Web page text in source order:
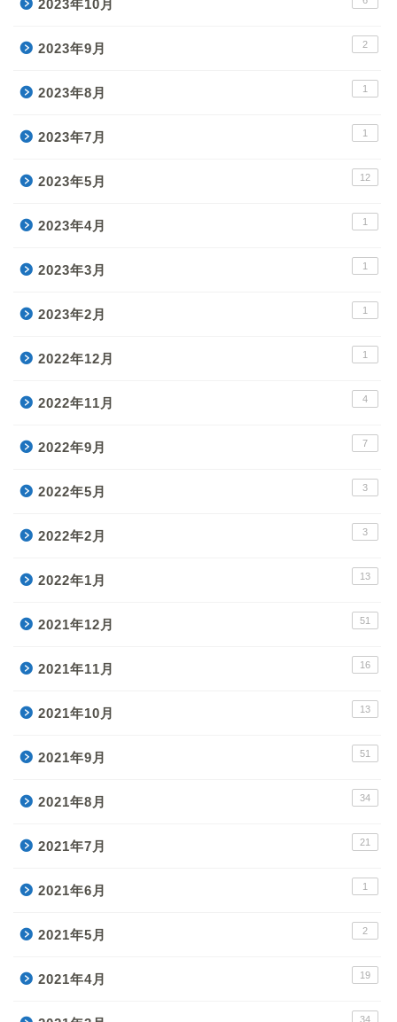
2023年10月
2023年9月 2
2023年8月 1
2023年7月 1
2023年5月 12
2023年4月 1
2023年3月 1
2023年2月 1
2022年12月 1
2022年11月 4
2022年9月 7
2022年5月 3
2022年2月 3
2022年1月 13
2021年12月 51
2021年11月 16
2021年10月 13
2021年9月 51
2021年8月 34
2021年7月 21
2021年6月 1
2021年5月 2
2021年4月 19
34